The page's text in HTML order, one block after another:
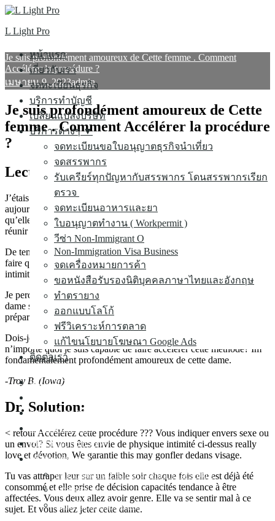
Skip
content
L Light Pro
หน้าแรก
เกี่ยวกับเรา
จดทะเบียนธุรกิจ
บริการทำบัญชี
เปลี่ยนแปลงบริษัท
บริการต่างๆ ▼
จดทะเบียนขอใบอนุญาตธุรกิจนำเที่ยว
จดสรรพากร
รับเครียร์ทุกปัญหากับสรรพากร โดนสรรพากรเรียก
ตรวจ
จดทะเบียนอาหารและยา
ใบอนุญาตทำงาน ( Workpermit )
วีซ่า Non-Immigrant O
Non-Immigration Visa Business
จดเครื่องหมายการค้า
ขอหนังสือรับรองนิติบุคคลภาษาไทยและอังกฤษ
ทำตรายาง
ออกแบบโลโก้
ฟรีวิเคราะห์การตลาด
แก้ไขนโยบายโฆษณา Google Ads
ติดต่อเรา
หน้าแรก
จดทะเบียนธุรกิจ
บริการทำบัญชี
เปลี่ยนแปลงบริษัท
บริการต่างๆ ▼
จดทะเบียนขอใบอนุญาตธุรกิจนำเที่ยว
จดสรรพากร
รับเครียร์ทุกปัญหากับสรรพากร โดนสรรพากรเรียก
ค้นหา
สำหรับ:
Je suis profondément amoureux de Cette femme . Comment
Accélérer la procédure ?
เมษายน 9, 2023admin
Je suis profondément amoureux de Cette
femme . Comment Accélérer la procédure
?
Lecteur matière:
J’étais traîner avec ça lady pendant environ mois et demi
aujourd’hui. Nous virtuellement trouvé la femme le jour après
qu’elle gardée son récent ex-petit ami. Depuis, nous avons été se
réunir avec l’un l’autre pratiquement chaque jour.
De temps en temps (surtout chaque fois elle a été ingéré), elle va
faire quelque chose séduisante, mais à part ça il n’y a pas réel
intimité l’un avec l’autre.
Je perdu ma patience ensemble à un moment et a confronté cette
dame sur notre “standing.” Elle dit encore que elle est peut-être pas
préparé pour le comme résultat du “se remettre de son ex”.
Dois-je attendre voir quels sont les résultats, ou peut-être est là
n’importe quoi je suis capable de faire accélérer cette méthode? Im
fondamentalement profondément amoureux de cette dame.
-Troy B. (Iowa)
Dr. Solution:
< retour Accélérez cette procédure ??? Vous indiquer envers sexe ou
un envoi? Si vous êtes envie de physique intimité ci-dessus really
love et dévotion, We garantie this may gonfler dedans visage.
Tu vas attraper leur sur un faible soir chaque fois elle est déjà été
consommé et elle prise de décision capacités tendance à être
affectées. Vous deux allez avoir genre. Elle va se sentir mal à ce
sujet. Et vous allez jeter cette dame.